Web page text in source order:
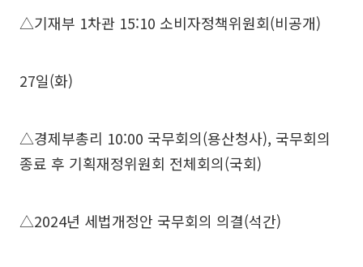
△기재부 1차관 15:10 소비자정책위원회(비공개)
27일(화)
△경제부총리 10:00 국무회의(용산청사), 국무회의
종료 후 기획재정위원회 전체회의(국회)
△2024년 세법개정안 국무회의 의결(석간)